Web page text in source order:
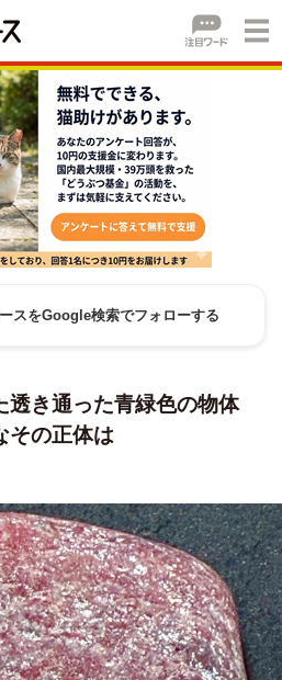
スをGoogle検索でフォローする
透き通った青緑色の物体
その正体は